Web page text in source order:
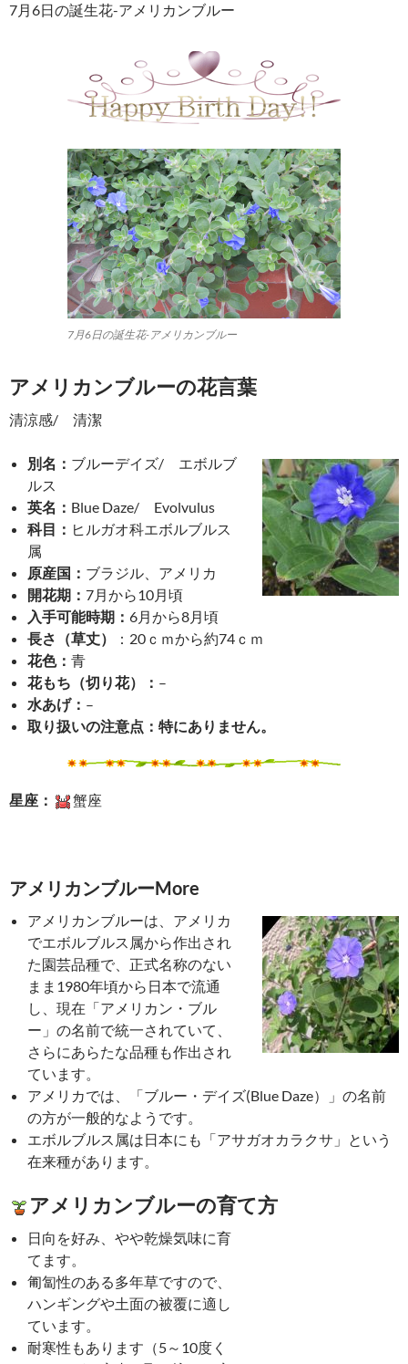
7月6日の誕生花-アメリカンブルー
7月6日の誕生花-アメリカンブルー
アメリカンブルーの花言葉
清涼感/ 清潔
別名： ブルーデイズ/ エボルブ
ルス
英名： Blue Daze/ Evolvulus
科目： ヒルガオ科エボルブルス
属
原産国： ブラジル、アメリカ
開花期： 7月から10月頃
入手可能時期： 6月から8月頃
長さ（草丈）
：20ｃｍから約74ｃｍ
花色： 青
花もち（切り花）： –
水あげ： –
取り扱いの注意点： 特にありません。
星座： 蟹座
アメリカンブルーMore
アメリカンブルーは、アメリカ
でエボルブルス属から作出され
た園芸品種で、正式名称のない
まま1980年頃から日本で流通
し、現在「アメリカン・ブル
ー」の名前で統一されていて、
さらにあらたな品種も作出され
ています。
アメリカでは、「ブルー・デイズ(Blue Daze）」の名前
の方が一般的なようです。
エボルブルス属は日本にも「アサガオカラクサ」という
在来種があります。
アメリカンブルーの育て方
日向を好み、やや乾燥気味に育
てます。
匍匐性のある多年草ですので、
ハンギングや土面の被覆に適し
ています。
耐寒性もあります（5～10度く